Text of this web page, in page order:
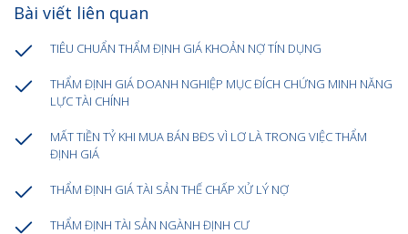
Bài viết liên quan
TIÊU CHUẨN THẨM ĐỊNH GIÁ KHOẢN NỢ TÍN DỤNG
THẨM ĐỊNH GIÁ DOANH NGHIỆP MỤC ĐÍCH CHỨNG MINH NĂNG
LỰC TÀI CHÍNH
MẤT TIỀN TỶ KHI MUA BÁN BĐS VÌ LƠ LÀ TRONG VIỆC THẨM
ĐỊNH GIÁ
THẨM ĐỊNH GIÁ TÀI SẢN THẾ CHẤP XỬ LÝ NỢ
THẨM ĐỊNH TÀI SẢN NGÀNH ĐỊNH CƯ